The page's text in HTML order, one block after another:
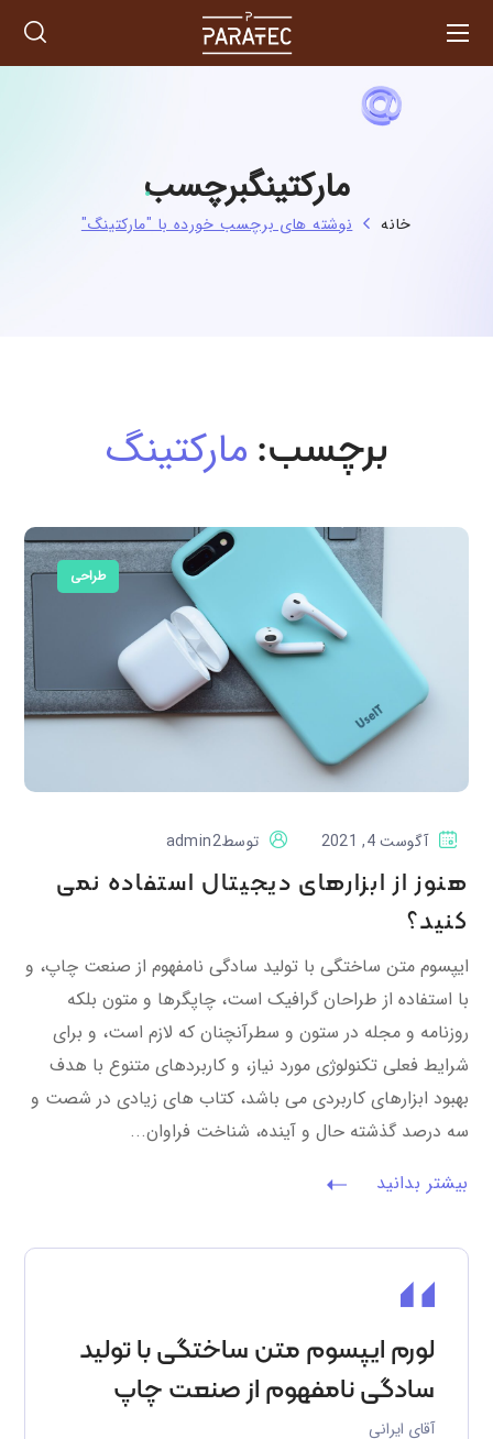
مارکتینگبرچسب
خانه نوشته های برچسب خورده با "مارکتینگ"
برچسب: مارکتینگ
طراحی
آگوست 4, 2021 توسطadmin2
هنوز از ابزارهای دیجیتال استفاده نمی
کنید؟
ایپسوم متن ساختگی با تولید سادگی نامفهوم از صنعت چاپ، و
با استفاده از طراحان گرافیک است، چاپگرها و متون بلکه
روزنامه و مجله در ستون و سطرآنچنان که لازم است، و برای
شرایط فعلی تکنولوژی مورد نیاز، و کاربردهای متنوع با هدف
بهبود ابزارهای کاربردی می باشد، کتاب های زیادی در شصت و
سه درصد گذشته حال و آینده، شناخت فراوان...
بیشتر بدانید
لورم ایپسوم متن ساختگی با تولید
سادگی نامفهوم از صنعت چاپ
آقای ایرانی